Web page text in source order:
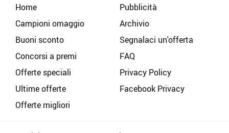
Home
Campioni omaggio
Buoni sconto
Concorsi a premi
Offerte speciali
Ultime offerte
Offerte migliori
Pubblicità
Archivio
Segnalaci un'offerta
FAQ
Privacy Policy
Facebook Privacy